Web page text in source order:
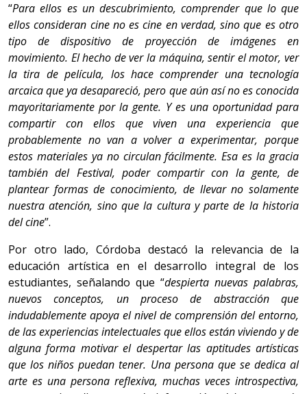
“Para ellos es un descubrimiento, comprender que lo que
ellos consideran cine no es cine en verdad, sino que es otro
tipo de dispositivo de proyección de imágenes en
movimiento. El hecho de ver la máquina, sentir el motor, ver
la tira de película, los hace comprender una tecnología
arcaica que ya desapareció, pero que aún así no es conocida
mayoritariamente por la gente. Y es una oportunidad para
compartir con ellos que viven una experiencia que
probablemente no van a volver a experimentar, porque
estos materiales ya no circulan fácilmente. Esa es la gracia
también del Festival, poder compartir con la gente, de
plantear formas de conocimiento, de llevar no solamente
nuestra atención, sino que la cultura y parte de la historia
del cine”.
Por otro lado, Córdoba destacó la relevancia de la
educación artística en el desarrollo integral de los
estudiantes, señalando que “despierta nuevas palabras,
nuevos conceptos, un proceso de abstracción que
indudablemente apoya el nivel de comprensión del entorno,
de las experiencias intelectuales que ellos están viviendo y de
alguna forma motivar el despertar las aptitudes artísticas
que los niños puedan tener. Una persona que se dedica al
arte es una persona reflexiva, muchas veces introspectiva,